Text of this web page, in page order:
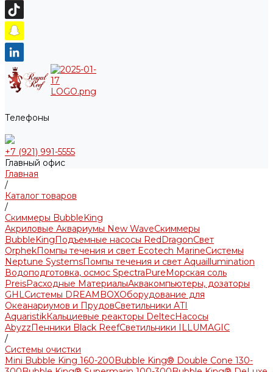
Телефоны
+7 (921) 991-5555
Главный офис
Главная
/
Каталог товаров
/
Скиммеры BubbleKing
Акриловые Аквариумы New WaveСкиммеры
BubbleKingПодъемные насосы RedDragonСвет
OrphekПомпы течения и свет Ecotech MarineСистемы
Neptune SystemsПомпы течения и свет Aquaillumination
Водоподготовка, осмос SpectraPureМорская соль
PreisРасходные МатериалыАквакомпьютеры, дозаторы
GHLСистемы DREAMBOXОборудование для
Океанариумов и ПрудовСветильники ATI
AquaristikКальциевые реакторы DeltecНасосы
AbyzzПенники Black ReefСветильники ILLUMAGIC
/
Системы очистки
Mini Bubble King 160-200Bubble King® Double Cone 130-